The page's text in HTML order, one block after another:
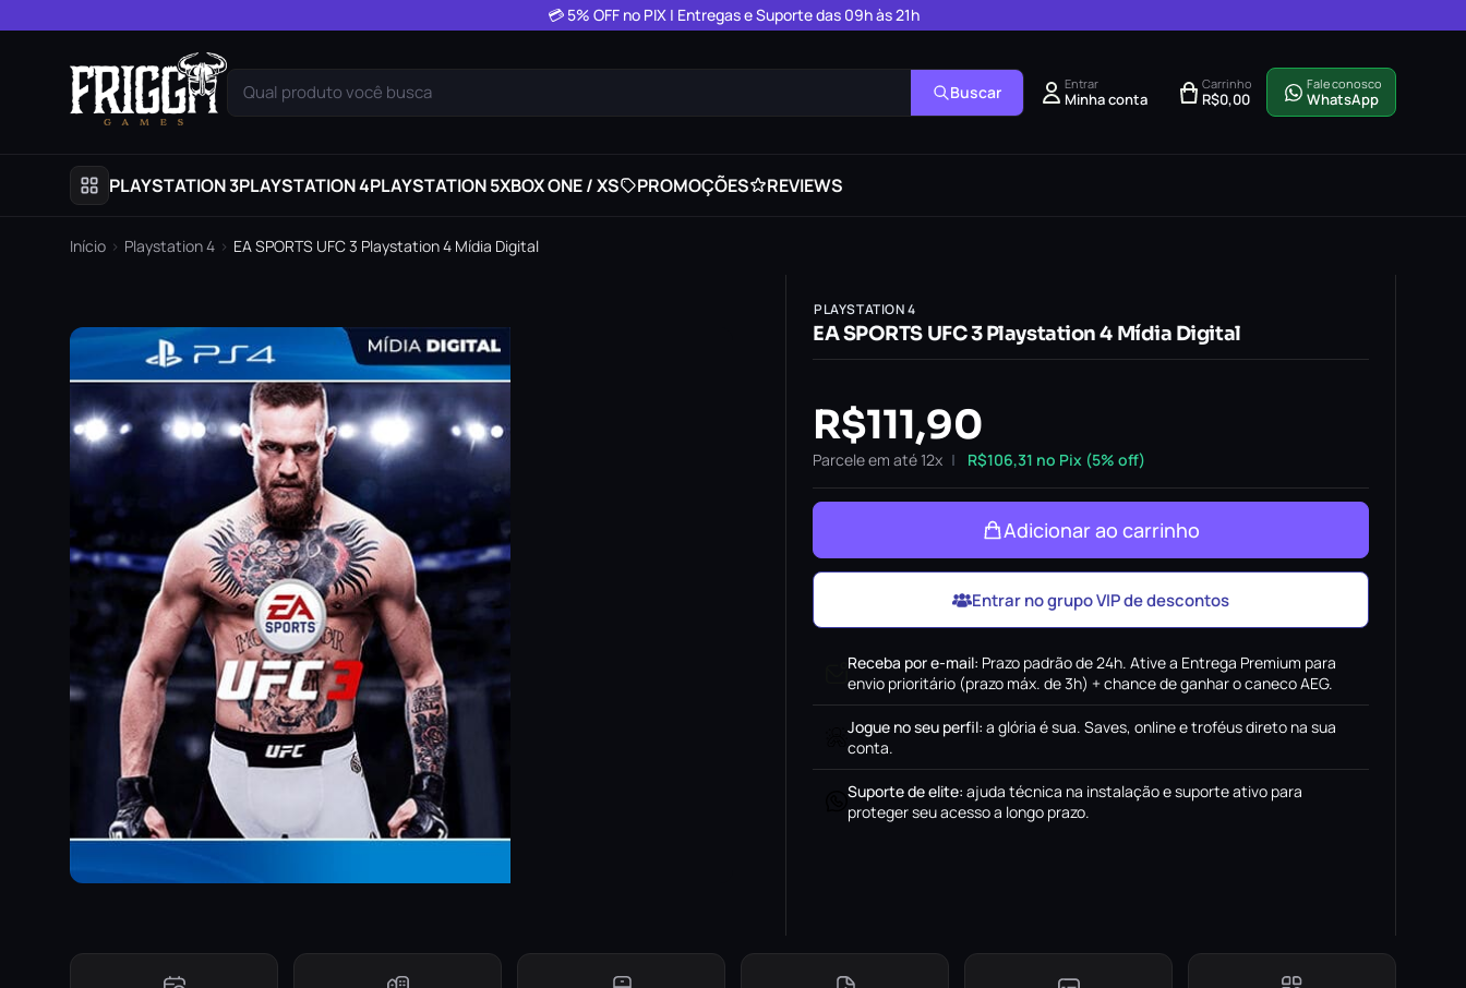
💳 5% OFF no PIX | Entregas e Suporte das 09h às 21h
Qual produto você busca Buscar Entrar
Minha conta
Carrinho
R$0,00
Fale conosco
WhatsApp
PLAYSTATION 3PLAYSTATION 4PLAYSTATION 5XBOX ONE / XS PROMOÇÕES REVIEWS
Início › Playstation 4 › EA SPORTS UFC 3 Playstation 4 Mídia Digital
PLAYSTATION 4
EA SPORTS UFC 3 Playstation 4 Mídia Digital
R$111,90
Parcele em até 12x R$106,31 no Pix (5% off)
Adicionar ao carrinho
Entrar no grupo VIP de descontos
Receba por e-mail: Prazo padrão de 24h. Ative a Entrega Premium para
envio prioritário (prazo máx. de 3h) + chance de ganhar o caneco AEG.
Jogue no seu perfil: a glória é sua. Saves, online e troféus direto na sua
conta.
Suporte de elite: ajuda técnica na instalação e suporte ativo para
proteger seu acesso a longo prazo.